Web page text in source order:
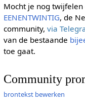
Mocht je nog
EENENTWINTIG, de
community, via
van de bestaande
toe gaat.
Community
brontekst bewerken